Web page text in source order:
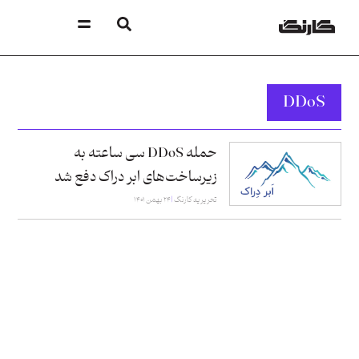
DDoS
حمله DDoS سی ساعته به
زیرساخت‌های ابر دراک دفع شد
تحریریه کارنگ ۲۴ بهمن ۱۴۰۱